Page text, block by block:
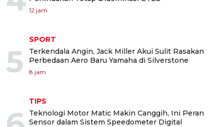
12 jam
5
SPORT
Terkendala Angin, Jack Miller Akui Sulit Rasakan
Perbedaan Aero Baru Yamaha di Silverstone
8 jam
TIPS
Teknologi Motor Matic Makin Canggih, Ini Peran
Sensor dalam Sistem Speedometer Digital